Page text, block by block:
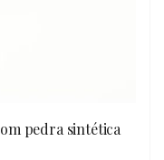
pedra sintética